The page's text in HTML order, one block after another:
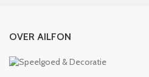
OVER AILFON